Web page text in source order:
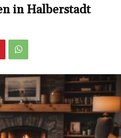
in Halberstadt